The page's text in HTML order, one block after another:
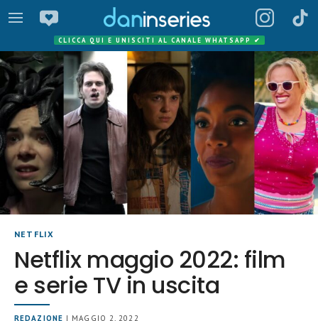
CLICCA QUI E UNISCITI AL CANALE WHATSAPP ✔
NETFLIX
Netflix maggio 2022: film
e serie TV in uscita
REDAZIONE | MAGGIO 2, 2022